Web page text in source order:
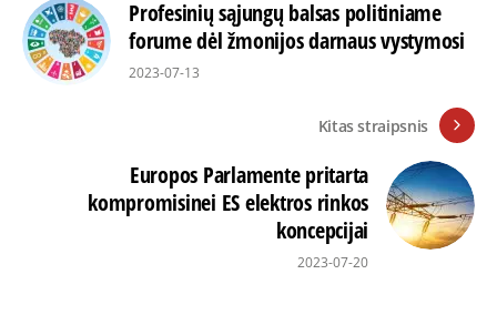
Profesinių sąjungų balsas politiniame
forume dėl žmonijos darnaus vystymosi
2023-07-13
Kitas straipsnis
Europos Parlamente pritarta
kompromisinei ES elektros rinkos
koncepcijai
2023-07-20